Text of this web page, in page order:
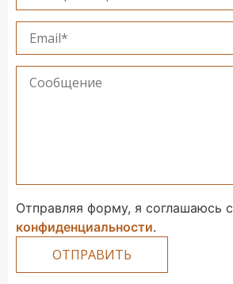
Отправляя форму, я соглашаюсь с
конфиденциальности.